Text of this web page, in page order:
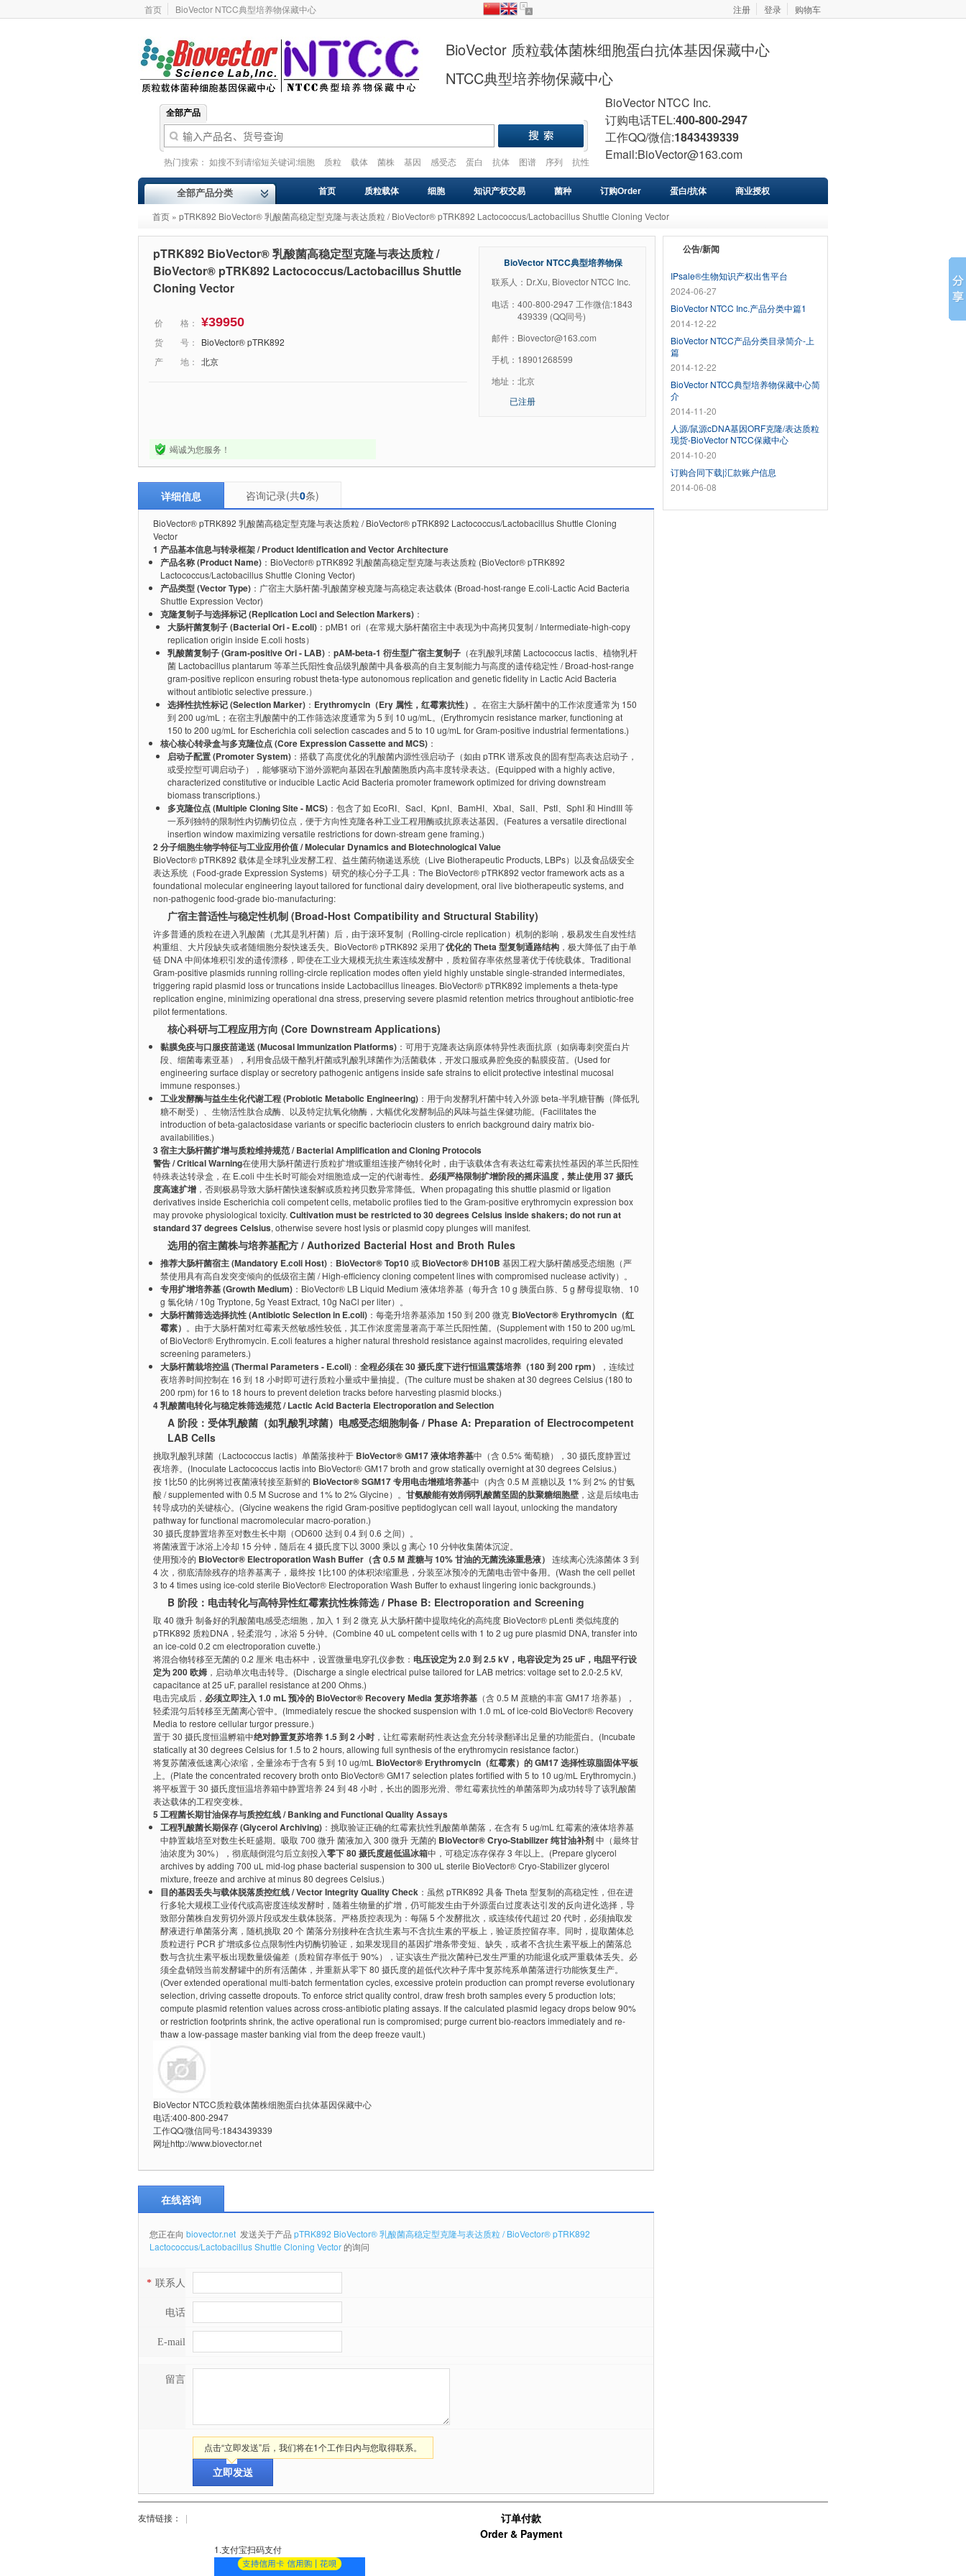
首页 BioVector NTCC典型培养物保藏中心 注册 登录 购物车
BioVector 质粒载体菌株细胞蛋白抗体基因保藏中心
NTCC典型培养物保藏中心
全部产品
热门搜索： 如搜不到请缩短关键词:细胞 质粒 载体 菌株 基因 感受态 蛋白 抗体 图谱 序列
抗性
BioVector NTCC Inc.
订购电话TEL:400-800-2947
工作QQ/微信:1843439339
Email:BioVector@163.com
全部产品分类 首页 质粒载体 细胞 知识产权交易 菌种 订购Order 蛋白/抗体 商业授权
基因库 感受态 VIRUS 药物研发 基因合成
首页 » pTRK892 BioVector® 乳酸菌高稳定型克隆与表达质粒 / BioVector® pTRK892 Lactococcus/Lactobacillus Shuttle Cloning Vector
pTRK892 BioVector® 乳酸菌高稳定型克隆与表达质粒 /
BioVector® pTRK892 Lactococcus/Lactobacillus Shuttle
Cloning Vector
价 格： ¥39950
货 号：
BioVector® pTRK892
产 地： 北京
竭诚为您服务！
BioVector NTCC典型培养物保
联系人：Dr.Xu, Biovector NTCC Inc.
电话： 400-800-2947 工作微信:1843
439339 (QQ同号)
邮件： Biovector@163.com
手机： 18901268599
地址： 北京
已注册
详细信息 咨询记录(共0条)
BioVector® pTRK892 乳酸菌高稳定型克隆与表达质粒 / BioVector® pTRK892 Lactococcus/Lactobacillus Shuttle Cloning
Vector
1 产品基本信息与转录框架 / Product Identification and Vector Architecture
产品名称 (Product Name) ：BioVector® pTRK892 乳酸菌高稳定型克隆与表达质粒 (BioVector® pTRK892
Lactococcus/Lactobacillus Shuttle Cloning Vector)
产品类型 (Vector Type) ：广宿主大肠杆菌-乳酸菌穿梭克隆与高稳定表达载体 (Broad-host-range E.coli-Lactic Acid Bacteria
Shuttle Expression Vector)
克隆复制子与选择标记 (Replication Loci and Selection Markers) ：
大肠杆菌复制子 (Bacterial Ori - E.coli) ：pMB1 ori（在常规大肠杆菌宿主中表现为中高拷贝复制 / Intermediate-high-copy
replication origin inside E.coli hosts）
乳酸菌复制子 (Gram-positive Ori - LAB) ： pAM-beta-1 衍生型广宿主复制子 （在乳酸乳球菌 Lactococcus lactis、植物乳杆
菌 Lactobacillus plantarum 等革兰氏阳性食品级乳酸菌中具备极高的自主复制能力与高度的遗传稳定性 / Broad-host-range
gram-positive replicon ensuring robust theta-type autonomous replication and genetic fidelity in Lactic Acid Bacteria
without antibiotic selective pressure.）
选择性抗性标记 (Selection Marker) ： Erythromycin（Ery 属性，红霉素抗性） 。在宿主大肠杆菌中的工作浓度通常为 150
到 200 ug/mL；在宿主乳酸菌中的工作筛选浓度通常为 5 到 10 ug/mL。(Erythromycin resistance marker, functioning at
150 to 200 ug/mL for Escherichia coli selection cascades and 5 to 10 ug/mL for Gram-positive industrial fermentations.)
核心核心转录盒与多克隆位点 (Core Expression Cassette and MCS) ：
启动子配置 (Promoter System) ：搭载了高度优化的乳酸菌内源性强启动子（如由 pTRK 谱系改良的固有型高表达启动子，
或受控型可调启动子），能够驱动下游外源靶向基因在乳酸菌胞质内高丰度转录表达。(Equipped with a highly active,
characterized constitutive or inducible Lactic Acid Bacteria promoter framework optimized for driving downstream
biomass transcriptions.)
多克隆位点 (Multiple Cloning Site - MCS) ：包含了如 EcoRI、SacI、KpnI、BamHI、XbaI、SalI、PstI、SphI 和 HindIII 等
一系列独特的限制性内切酶切位点，便于方向性克隆各种工业工程用酶或抗原表达基因。(Features a versatile directional
insertion window maximizing versatile restrictions for down-stream gene framing.)
2 分子细胞生物学特征与工业应用价值 / Molecular Dynamics and Biotechnological Value
BioVector® pTRK892 载体是全球乳业发酵工程、益生菌药物递送系统（Live Biotherapeutic Products, LBPs）以及食品级安全
表达系统（Food-grade Expression Systems）研究的核心分子工具：The BioVector® pTRK892 vector framework acts as a
foundational molecular engineering layout tailored for functional dairy development, oral live biotherapeutic systems, and
non-pathogenic food-grade bio-manufacturing:
广宿主普适性与稳定性机制 (Broad-Host Compatibility and Structural Stability)
许多普通的质粒在进入乳酸菌（尤其是乳杆菌）后，由于滚环复制（Rolling-circle replication）机制的影响，极易发生自发性结
构重组、大片段缺失或者随细胞分裂快速丢失。BioVector® pTRK892 采用了优化的 Theta 型复制通路结构 ，极大降低了由于单
链 DNA 中间体堆积引发的遗传漂移，即使在工业大规模无抗生素连续发酵中，质粒留存率依然显著优于传统载体。Traditional
Gram-positive plasmids running rolling-circle replication modes often yield highly unstable single-stranded intermediates,
triggering rapid plasmid loss or truncations inside Lactobacillus lineages. BioVector® pTRK892 implements a theta-type
replication engine, minimizing operational dna stress, preserving severe plasmid retention metrics throughout antibiotic-free
pilot fermentations.
核心科研与工程应用方向 (Core Downstream Applications)
黏膜免疫与口服疫苗递送 (Mucosal Immunization Platforms) ：可用于克隆表达病原体特异性表面抗原（如病毒刺突蛋白片
段、细菌毒素亚基），利用食品级干酪乳杆菌或乳酸乳球菌作为活菌载体，开发口服或鼻腔免疫的黏膜疫苗。(Used for
engineering surface display or secretory pathogenic antigens inside safe strains to elicit protective intestinal mucosal
immune responses.)
工业发酵酶与益生生化代谢工程 (Probiotic Metabolic Engineering) ：用于向发酵乳杆菌中转入外源 beta-半乳糖苷酶（降低乳
糖不耐受）、生物活性肽合成酶、以及特定抗氧化物酶，大幅优化发酵制品的风味与益生保健功能。(Facilitates the
introduction of beta-galactosidase variants or specific bacteriocin clusters to enrich background dairy matrix bio-
availabilities.)
3 宿主大肠杆菌扩增与质粒维持规范 / Bacterial Amplification and Cloning Protocols
警告 / Critical Warning在使用大肠杆菌进行质粒扩增或重组连接产物转化时，由于该载体含有表达红霉素抗性基因的革兰氏阳性
特殊表达转录盒，在 E.coli 中生长时可能会对细胞造成一定的代谢毒性。 必须严格限制扩增阶段的摇床温度，禁止使用 37 摄氏
度高速扩增 ，否则极易导致大肠杆菌快速裂解或质粒拷贝数异常降低。When propagating this shuttle plasmid or ligation
derivatives inside Escherichia coli competent cells, metabolic profiles tied to the Gram-positive erythromycin expression box
may provoke physiological toxicity. Cultivation must be restricted to 30 degrees Celsius inside shakers; do not run at
standard 37 degrees Celsius, otherwise severe host lysis or plasmid copy plunges will manifest.
选用的宿主菌株与培养基配方 / Authorized Bacterial Host and Broth Rules
推荐大肠杆菌宿主 (Mandatory E.coli Host) ： BioVector® Top10或 BioVector® DH10B 基因工程大肠杆菌感受态细胞（严
禁使用具有高自发突变倾向的低级宿主菌 / High-efficiency cloning competent lines with compromised nuclease activity）。
专用扩增培养基 (Growth Medium) ：BioVector® LB Liquid Medium 液体培养基（每升含 10 g 胰蛋白胨、5 g 酵母提取物、10
g 氯化钠 / 10g Tryptone, 5g Yeast Extract, 10g NaCl per liter）。
大肠杆菌筛选选择抗性 (Antibiotic Selection in E.coli) ：每毫升培养基添加 150 到 200 微克 BioVector® Erythromycin（红
霉素） 。由于大肠杆菌对红霉素天然敏感性较低，其工作浓度需显著高于革兰氏阳性菌。(Supplement with 150 to 200 ug/mL
of BioVector® Erythromycin. E.coli features a higher natural threshold resistance against macrolides, requiring elevated
screening parameters.)
大肠杆菌栽培控温 (Thermal Parameters - E.coli) ： 全程必须在 30 摄氏度下进行恒温震荡培养（180 到 200 rpm）
，连续过
夜培养时间控制在 16 到 18 小时即可进行质粒小量或中量抽提。(The culture must be shaken at 30 degrees Celsius (180 to
200 rpm) for 16 to 18 hours to prevent deletion tracks before harvesting plasmid blocks.)
4 乳酸菌电转化与稳定株筛选规范 / Lactic Acid Bacteria Electroporation and Selection
A 阶段：受体乳酸菌（如乳酸乳球菌）电感受态细胞制备 / Phase A: Preparation of Electrocompetent
LAB Cells
挑取乳酸乳球菌（Lactococcus lactis）单菌落接种于 BioVector® GM17 液体培养基中（含 0.5% 葡萄糖），30 摄氏度静置过
夜培养。(Inoculate Lactococcus lactis into BioVector® GM17 broth and grow statically overnight at 30 degrees Celsius.)
按 1比50 的比例将过夜菌液转接至新鲜的 BioVector® SGM17 专用电击增殖培养基中（内含 0.5 M 蔗糖以及 1% 到 2% 的甘氨
酸 / supplemented with 0.5 M Sucrose and 1% to 2% Glycine）。 甘氨酸能有效削弱乳酸菌坚固的肽聚糖细胞壁 ，这是后续电击
转导成功的关键核心。(Glycine weakens the rigid Gram-positive peptidoglycan cell wall layout, unlocking the mandatory
pathway for functional macromolecular macro-poration.)
30 摄氏度静置培养至对数生长中期（OD600 达到 0.4 到 0.6 之间）。
将菌液置于冰浴上冷却 15 分钟，随后在 4 摄氏度下以 3000 乘以 g 离心 10 分钟收集菌体沉淀。
使用预冷的 BioVector® Electroporation Wash Buffer（含 0.5 M 蔗糖与 10% 甘油的无菌洗涤重悬液） 连续离心洗涤菌体 3 到
4 次，彻底清除残存的培养基离子，最终按 1比100 的体积浓缩重悬，分装至冰预冷的无菌电击管中备用。(Wash the cell pellet
3 to 4 times using ice-cold sterile BioVector® Electroporation Wash Buffer to exhaust lingering ionic backgrounds.)
B 阶段：电击转化与高特异性红霉素抗性株筛选 / Phase B: Electroporation and Screening
取 40 微升 制备好的乳酸菌电感受态细胞，加入 1 到 2 微克 从大肠杆菌中提取纯化的高纯度 BioVector® pLenti 类似纯度的
pTRK892 质粒DNA，轻柔混匀，冰浴 5 分钟。(Combine 40 uL competent cells with 1 to 2 ug pure plasmid DNA, transfer into
an ice-cold 0.2 cm electroporation cuvette.)
将混合物转移至无菌的 0.2 厘米 电击杯中，设置微量电穿孔仪参数： 电压设定为 2.0 到 2.5 kV，电容设定为 25 uF，电阻平行设
定为 200 欧姆 ，启动单次电击转导。(Discharge a single electrical pulse tailored for LAB metrics: voltage set to 2.0-2.5 kV,
capacitance at 25 uF, parallel resistance at 200 Ohms.)
电击完成后， 必须立即注入 1.0 mL 预冷的 BioVector® Recovery Media 复苏培养基 （含 0.5 M 蔗糖的丰富 GM17 培养基），
轻柔混匀后转移至无菌离心管中。(Immediately rescue the shocked suspension with 1.0 mL of ice-cold BioVector® Recovery
Media to restore cellular turgor pressure.)
置于 30 摄氏度恒温孵箱中绝对静置复苏培养 1.5 到 2 小时 ，让红霉素耐药性表达盒充分转录翻译出足量的功能蛋白。(Incubate
statically at 30 degrees Celsius for 1.5 to 2 hours, allowing full synthesis of the erythromycin resistance factor.)
将复苏菌液低速离心浓缩，全量涂布于含有 5 到 10 ug/mL BioVector® Erythromycin（红霉素）的 GM17 选择性琼脂固体平板
上。(Plate the concentrated recovery broth onto BioVector® GM17 selection plates fortified with 5 to 10 ug/mL Erythromycin.)
将平板置于 30 摄氏度恒温培养箱中静置培养 24 到 48 小时，长出的圆形光滑、带红霉素抗性的单菌落即为成功转导了该乳酸菌
表达载体的工程突变株。
5 工程菌长期甘油保存与质控红线 / Banking and Functional Quality Assays
工程乳酸菌长期保存 (Glycerol Archiving) ：挑取验证正确的红霉素抗性乳酸菌单菌落，在含有 5 ug/mL 红霉素的液体培养基
中静置栽培至对数生长旺盛期。吸取 700 微升 菌液加入 300 微升 无菌的 BioVector® Cryo-Stabilizer 纯甘油补剂中（最终甘
油浓度为 30%），彻底颠倒混匀后立刻投入零下 80 摄氏度超低温冰箱中，可稳定冻存保存 3 年以上。(Prepare glycerol
archives by adding 700 uL mid-log phase bacterial suspension to 300 uL sterile BioVector® Cryo-Stabilizer glycerol
mixture, freeze and archive at minus 80 degrees Celsius.)
目的基因丢失与载体脱落质控红线 / Vector Integrity Quality Check ：虽然 pTRK892 具备 Theta 型复制的高稳定性，但在进
行多轮大规模工业传代或高密度连续发酵时，随着生物量的扩增，仍可能发生由于外源蛋白过度表达引发的反向进化选择，导
致部分菌株自发剪切外源片段或发生载体脱落。严格质控表现为：每隔 5 个发酵批次，或连续传代超过 20 代时，必须抽取发
酵液进行单菌落分离，随机挑取 20 个 菌落分别接种在含抗生素与不含抗生素的平板上，验证质控留存率。同时，提取菌体总
质粒进行 PCR 扩增或多位点限制性内切酶切验证，如果发现目的基因扩增条带变短、缺失，或者不含抗生素平板上的菌落总
数与含抗生素平板出现数量级偏差（质粒留存率低于 90%），证实该生产批次菌种已发生严重的功能退化或严重载体丢失。必
须全盘销毁当前发酵罐中的所有活菌体，并重新从零下 80 摄氏度的超低代次种子库中复苏纯系单菌落进行功能恢复生产。
(Over extended operational multi-batch fermentation cycles, excessive protein production can prompt reverse evolutionary
selection, driving cassette dropouts. To enforce strict quality control, draw fresh broth samples every 5 production lots;
compute plasmid retention values across cross-antibiotic plating assays. If the calculated plasmid legacy drops below 90%
or restriction footprints shrink, the active operational run is compromised; purge current bio-reactors immediately and re-
thaw a low-passage master banking vial from the deep freeze vault.)
BioVector NTCC质粒载体菌株细胞蛋白抗体基因保藏中心
电话:400-800-2947
工作QQ/微信同号:1843439339
网址http://www.biovector.net
在线咨询
您正在向 biovector.net 发送关于产品 pTRK892 BioVector® 乳酸菌高稳定型克隆与表达质粒 / BioVector® pTRK892
Lactococcus/Lactobacillus Shuttle Cloning Vector的询问
* 联系人
电话
E-mail
留言
点击“立即发送”后，我们将在1个工作日内与您取得联系。
公告/新闻
IPsale®生物知识产权出售平台
2024-06-27
BioVector NTCC Inc.产品分类中篇1
2014-12-22
BioVector NTCC产品分类目录简介-上
篇
2014-12-22
BioVector NTCC典型培养物保藏中心简
介
2014-11-20
人源/鼠源cDNA基因ORF克隆/表达质粒
现货-BioVector NTCC保藏中心
2014-10-20
订购合同下载|汇款账户信息
2014-06-08
友情链接： |
订单付款
Order & Payment
1.支付宝扫码支付